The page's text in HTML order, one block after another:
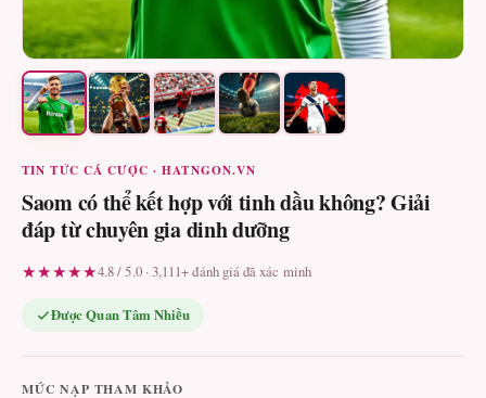
TIN TỨC CÁ CƯỢC · HATNGON.VN
Saom có thể kết hợp với tinh dầu không? Giải
đáp từ chuyên gia dinh dưỡng
★★★★★4.8 / 5.0 · 3,111+ đánh giá đã xác minh
Được Quan Tâm Nhiều
MỨC NẠP THAM KHẢO